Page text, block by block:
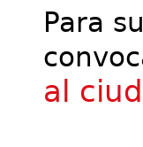
Para
al